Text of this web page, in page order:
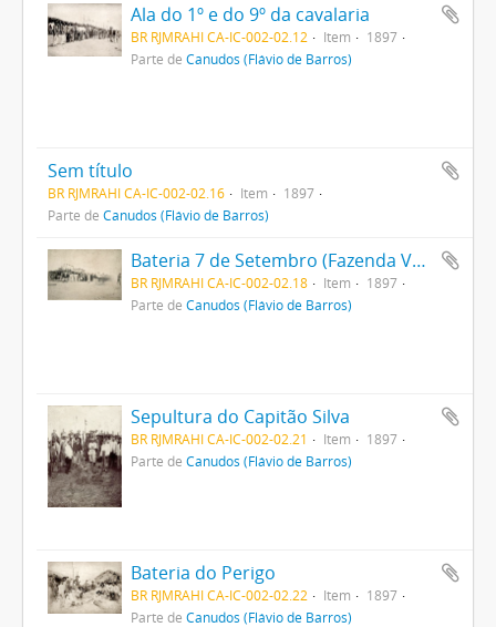
Ala do 1º e do 9º da cavalaria
BR RJMRAHI CA-IC-002-02.12 Item
1897
Parte de Canudos (Flávio de Barros)
Sem título
BR RJMRAHI CA-IC-002-02.16 Item
1897
Parte de Canudos (Flávio de Barros)
Bateria 7 de Setembro (Fazenda Velha)
BR RJMRAHI CA-IC-002-02.18 Item
1897
Parte de Canudos (Flávio de Barros)
Sepultura do Capitão Silva
BR RJMRAHI CA-IC-002-02.21 Item
1897
Parte de Canudos (Flávio de Barros)
Bateria do Perigo
BR RJMRAHI CA-IC-002-02.22 Item
1897
Parte de Canudos (Flávio de Barros)